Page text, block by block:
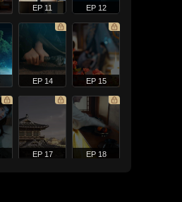
EP 11 EP 12
EP 14 EP 15
EP 17 EP 18